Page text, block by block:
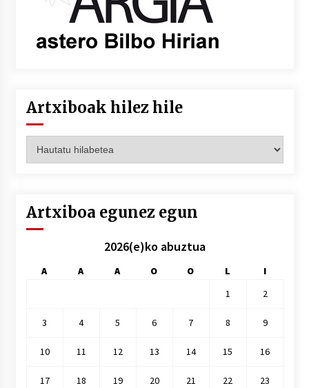
Artxiboak hilez hile
hilez
Artxiboa egunez egun
2026(e)ko abuztua
A A A O O L
I
1
2
3 4 5 6 7 8 9
10 11 12 13 14 15 16
17 18 19 20 21 22 23